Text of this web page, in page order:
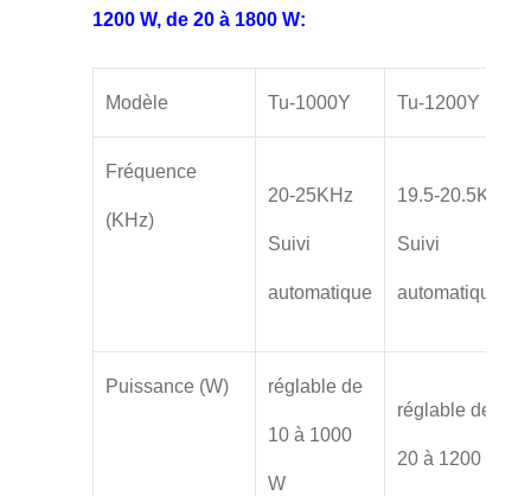
1200 W, de 20 à 1800 W:
Modèle Tu-1000Y Tu-1200Y
Fréquence
(KHz)
20-25KHz
Suivi
automatique
19.5-20.5KHz
Suivi
automatique
Puissance (W) réglable de
10 à 1000
W
réglable de
20 à 1200 W